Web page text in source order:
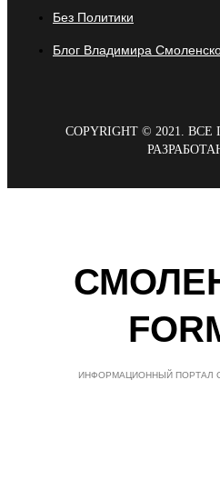
Без Политики
Блог Владимира
COPYRIGHT © 2021.
ИНФОРМАЦИОННЫЙ ПОРТАЛ